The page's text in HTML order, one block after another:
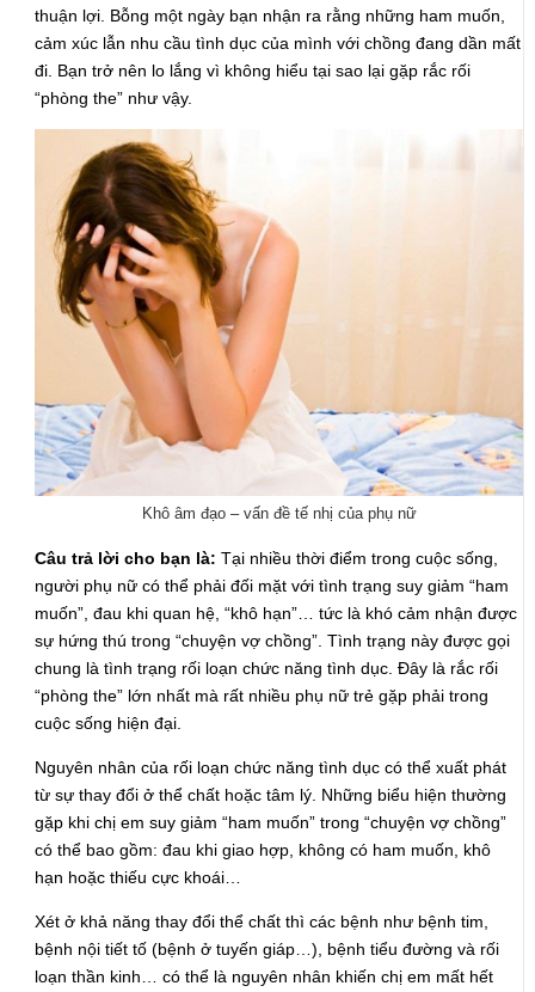
thuận lợi. Bỗng một ngày bạn nhận ra rằng những ham muốn,
cảm xúc lẫn nhu cầu tình dục của mình với chồng đang dần mất
đi. Bạn trở nên lo lắng vì không hiểu tại sao lại gặp rắc rối
“phòng the” như vậy.
Khô âm đạo – vấn đề tế nhị của phụ nữ
Câu trả lời cho bạn là: Tại nhiều thời điểm trong cuộc sống,
người phụ nữ có thể phải đối mặt với tình trạng suy giảm “ham
muốn”, đau khi quan hệ, “khô hạn”… tức là khó cảm nhận được
sự hứng thú trong “chuyện vợ chồng”. Tình trạng này được gọi
chung là tình trạng rối loạn chức năng tình dục. Đây là rắc rối
“phòng the” lớn nhất mà rất nhiều phụ nữ trẻ gặp phải trong
cuộc sống hiện đại.
Nguyên nhân của rối loạn chức năng tình dục có thể xuất phát
từ sự thay đổi ở thể chất hoặc tâm lý. Những biểu hiện thường
gặp khi chị em suy giảm “ham muốn” trong “chuyện vợ chồng”
có thể bao gồm: đau khi giao hợp, không có ham muốn, khô
hạn hoặc thiếu cực khoái…
Xét ở khả năng thay đổi thể chất thì các bệnh như bệnh tim,
bệnh nội tiết tố (bệnh ở tuyến giáp…), bệnh tiểu đường và rối
loạn thần kinh… có thể là nguyên nhân khiến chị em mất hết